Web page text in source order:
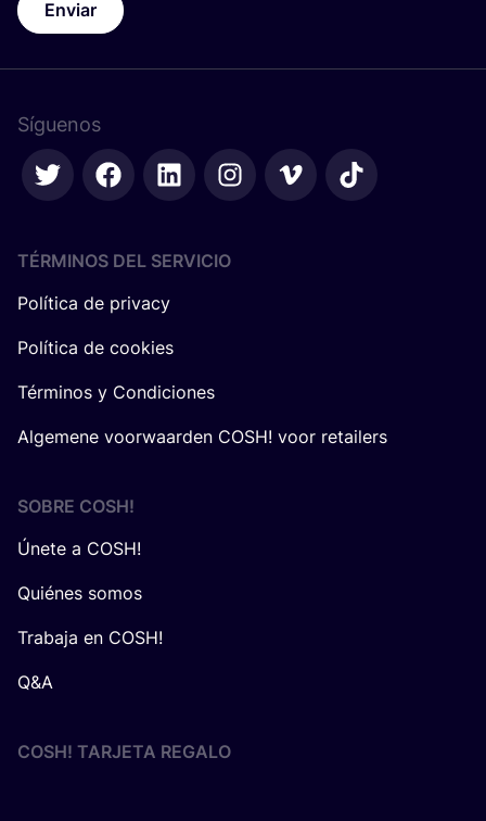
Enviar
Síguenos
TÉRMINOS DEL SERVICIO
Política de privacy
Política de cookies
Términos y Condiciones
Algemene voorwaarden COSH! voor retailers
SOBRE COSH!
Únete a COSH!
Quiénes somos
Trabaja en COSH!
Q&A
COSH! TARJETA REGALO